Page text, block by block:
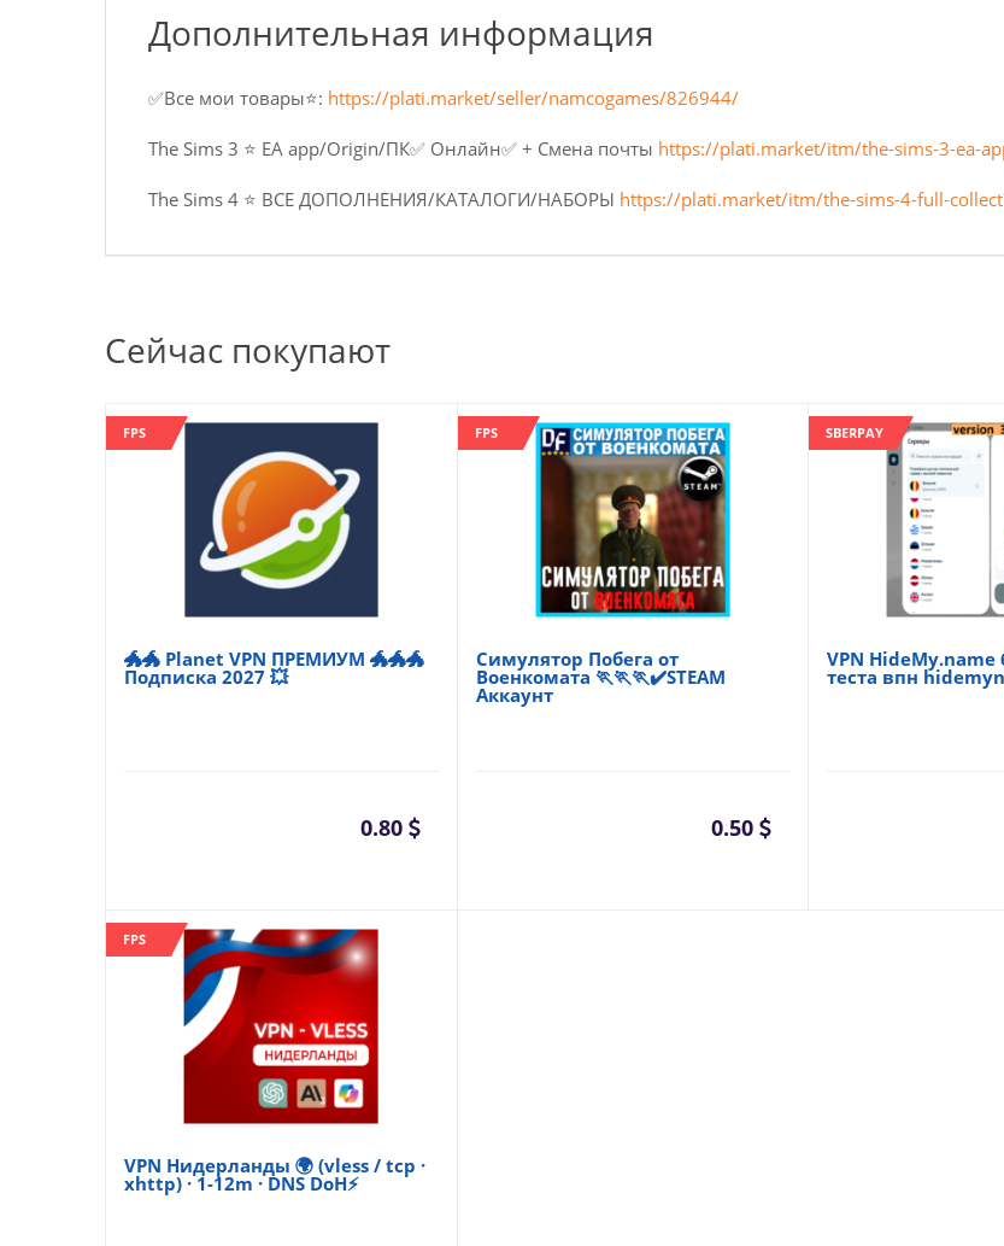
Дополнительная информация
✅Все мои товары⭐️: https://plati.market/seller/namcogames/826944/
The Sims 3 ⭐️ EA app/Origin/ПК✅ Онлайн✅ + Смена почты https://plati.market/itm/the-sims-3-ea-
The Sims 4 ⭐️ ВСЕ ДОПОЛНЕНИЯ/КАТАЛОГИ/НАБОРЫ https://plati.market/itm/the-sims-4-full-
Сейчас покупают
FPS
🐲🐲 Planet VPN ПРЕМИУМ 🐲🐲🐲
Подписка 2027 💥
0.80
FPS
Симулятор Побега от
Военкомата 🏃🏃🏃✔️STEAM
Аккаунт
0.50
SBERPAY
VPN
теста впн
FPS
VPN Нидерланды 🌍 (vless / tcp ·
xhttp) · 1-12m · DNS DoH⚡